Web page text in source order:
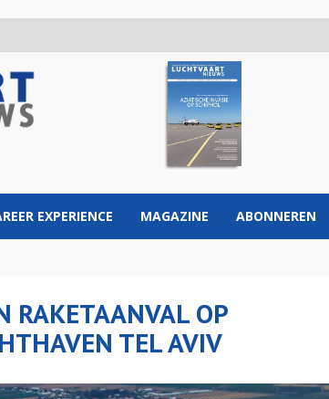
EXPERIENCE MAGAZINE ABONNEREN
RAKETAANVAL OP
TEL AVIV